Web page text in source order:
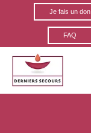
Je fais un don
FAQ